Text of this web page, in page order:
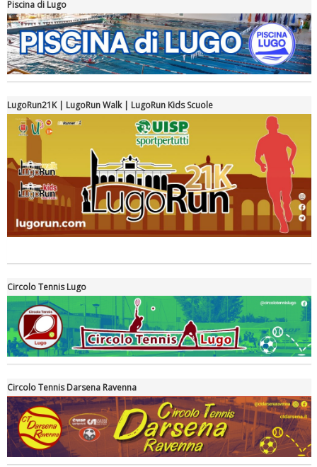
Luglio 2026: "Pensando con i piedi, si possono fare le
rivoluzioni"
Tiziano Pesce a Radio InBlu2000 traccia il bilancio della stagione
Ddl Lobby, Uisp: “Il Parlamento valorizzi le nostre specificità"
Piscina di Lugo
LugoRun21K | LugoRun Walk | LugoRun Kids Scuole
Circolo Tennis Lugo
Circolo Tennis Darsena Ravenna